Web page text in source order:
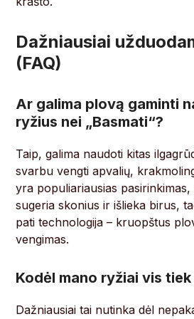
Dažniausiai
(FAQ)
Ar galima plovą gaminti
ryžius nei „Basmati“?
Taip, galima naudoti kitas
svarbu vengti apvalių,
yra populiariausias pasirinkimas,
sugeria skonius ir išlieka birus,
pati technologija – kruopštus
vengimas.
Kodėl mano ryžiai vis tiek
Dažniausiai tai nutinka dėl